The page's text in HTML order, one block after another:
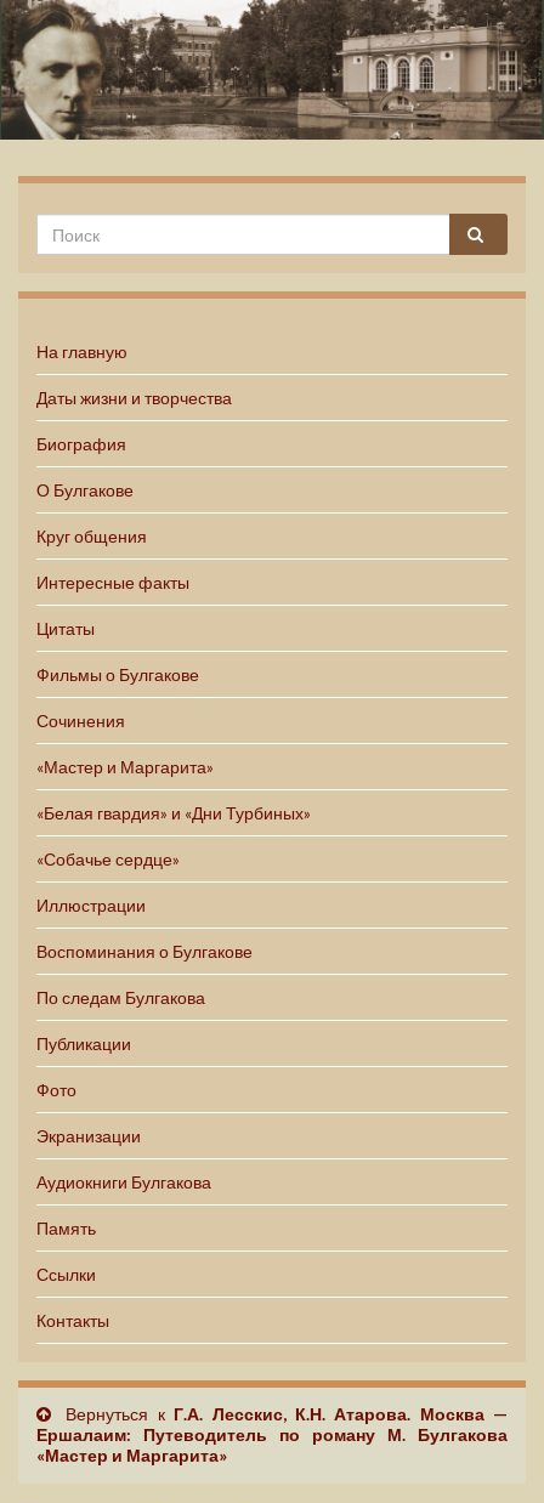
На главную
Даты жизни и творчества
Биография
О Булгакове
Круг общения
Интересные факты
Цитаты
Фильмы о Булгакове
Сочинения
«Мастер и Маргарита»
«Белая гвардия» и «Дни Турбиных»
«Собачье сердце»
Иллюстрации
Воспоминания о Булгакове
По следам Булгакова
Публикации
Фото
Экранизации
Аудиокниги Булгакова
Память
Ссылки
Контакты
Вернуться к Г.А. Лесскис, К.Н. Атарова. Москва —
Ершалаим: Путеводитель по роману М. Булгакова
«Мастер и Маргарита»